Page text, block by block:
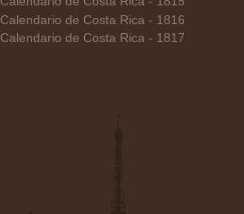
Calendario de Costa Rica - 1816
Calendario de Costa Rica - 1817